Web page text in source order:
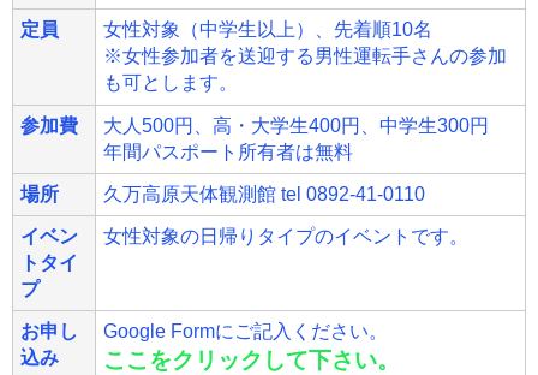
定員
女性対象（中学生以上）、先着順10名
※女性参加者を送迎する男性運転手さんの参加
も可とします。
参加費
大人500円、高・大学生400円、中学生300円
年間パスポート所有者は無料
場所 久万高原天体観測館 tel 0892-41-0110
イベン
トタイ
プ
女性対象の日帰りタイプのイベントです。
お申し
込み
Google Formにご記入ください。
ここをクリックして下さい。